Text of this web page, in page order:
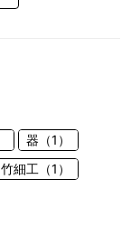
器（1）
竹細工（1）